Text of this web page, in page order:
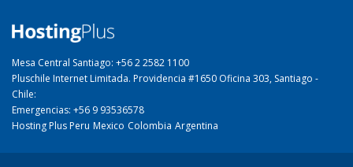
Mesa Central Santiago: +56 2 2582 1100
Pluschile Internet Limitada. Providencia #1650 Oficina 303, Santiago -
Chile:
Emergencias: +56 9 93536578
Hosting Plus Peru Mexico Colombia Argentina